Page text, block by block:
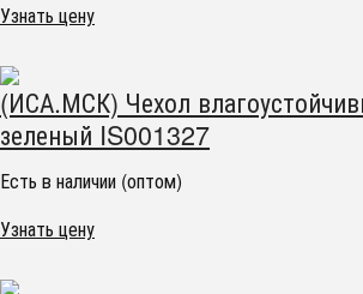
Узнать цену
(ИСА.МСК) Чехол
зеленый IS001327
Есть в наличии (оптом)
Узнать цену